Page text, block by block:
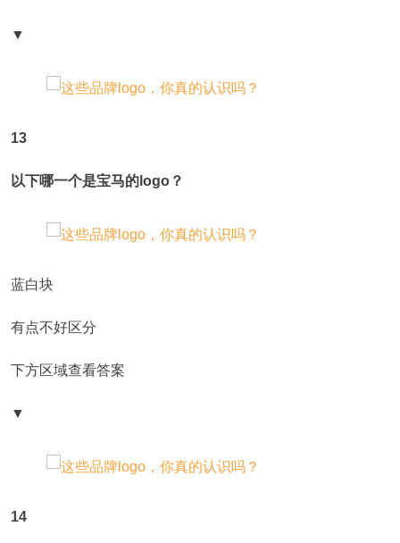
▼
13
以下哪一个是宝马的logo？
蓝白块
有点不好区分
下方区域查看答案
▼
14